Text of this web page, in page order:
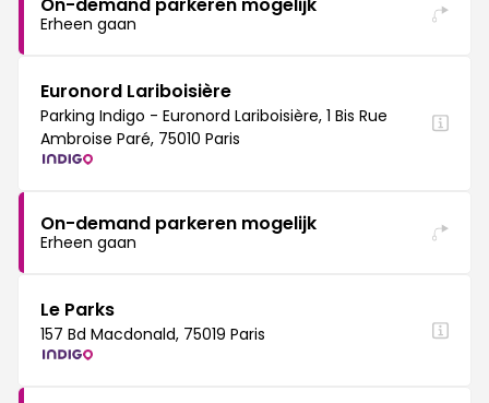
Erheen gaan
Euronord Lariboisière
Parking Indigo - Euronord Lariboisière, 1 Bis Rue
Ambroise Paré, 75010 Paris
On-demand parkeren mogelijk
Erheen gaan
Le Parks
157 Bd Macdonald, 75019 Paris